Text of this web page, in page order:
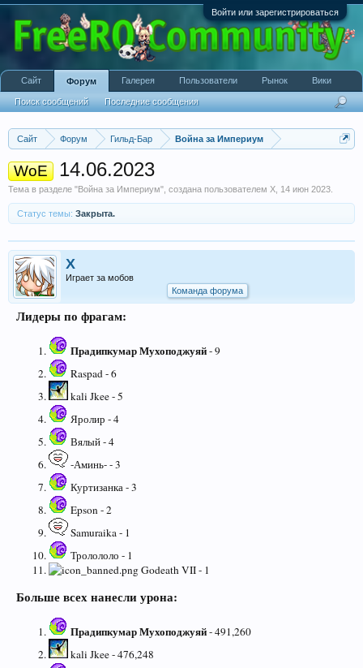
Войти или зарегистрироваться
Сайт Форум Гильд-Бар Война за Империум
WoE 14.06.2023
Тема в разделе "Война за Империум", создана пользователем X 14 июн 2023
Статус темы: Закрыта.
X
Играет за мобов
Команда форума
Лидеры по фрагам:
Прадипкумар Мухоподжуяй- 9
Raspad - 6
kali Jkee - 5
Яролир - 4
Вялый - 4
-Аминь- - 3
Куртизанка - 3
Epson - 2
Samuraika - 1
Тролололо - 1
Godeath VII - 1
Больше всех нанесли урона:
Прадипкумар Мухоподжуяй- 491,260
kali Jkee - 476,248
Сайт Форум
Поиск сообщений Последние сообщения
Галерея Пользователи Рынок Вики